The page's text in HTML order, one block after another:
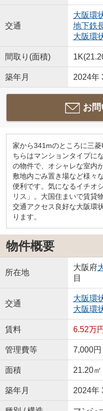
交通
大阪環
地下鉄
大阪環
間取り(面積)
築年月 2024年
お
家から341mのところに三
ちらはマンションタイプに
の物件で、オシャレな室内
敷地内ごみ置き場など様々
便利です。気になるイチオ
リス」。大国住まいで賃貸
交通アクセス良好な大阪環
ります。
物件概要
所在地
大阪府
目
交通
大阪環
大阪環
賃料 6.52万円
管理費等 7,000円
面積 21.20㎡
築年月 2024年